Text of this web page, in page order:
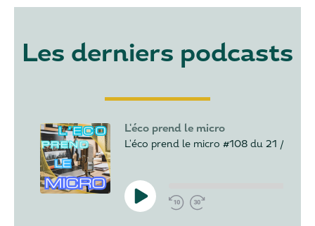
Les derniers podcasts
L'éco prend le micro
L'éco prend le micro #108 du 21 / 07 /